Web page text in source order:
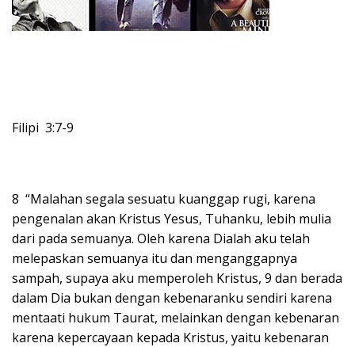
Filipi 3:7-9
8 “Malahan segala sesuatu kuanggap rugi, karena
pengenalan akan Kristus Yesus, Tuhanku, lebih mulia
dari pada semuanya. Oleh karena Dialah aku telah
melepaskan semuanya itu dan menganggapnya
sampah, supaya aku memperoleh Kristus, 9 dan berada
dalam Dia bukan dengan kebenaranku sendiri karena
mentaati hukum Taurat, melainkan dengan kebenaran
karena kepercayaan kepada Kristus, yaitu kebenaran